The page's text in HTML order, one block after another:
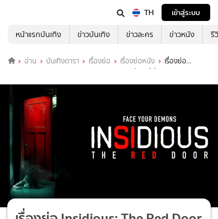
TH
เข้าสู่ระบบ
หน้าแรกบันเทิง
ข่าวบันเทิง ข่าวละคร ข่าวหนัง รี
อ่าน บันเทิงดารา เรื่องย่อ เรื่องย่อหนัง
เรื่องย่อ
Insidious: The Red Door วิญญาณตามติด ประตูผีผ่าน